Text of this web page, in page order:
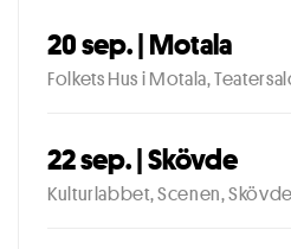
20 sep. | Motala
Folkets Hus i Motala,
22 sep. | Skövde
Kulturlabbet, Scenen, Skövde